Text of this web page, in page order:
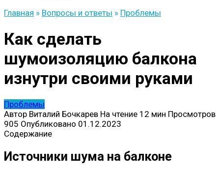
Главная » Вопросы и ответы » Проблемы
Как сделать
шумоизоляцию балкона
изнутри своими руками
Проблемы
Автор Виталий Бочкарев На чтение 12 мин Просмотров
905 Опубликовано 01.12.2023
Содержание
Источники шума на балконе